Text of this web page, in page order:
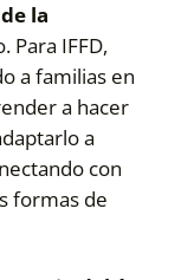
la
Para IFFD,
a familias en
a hacer
a
con
formas de